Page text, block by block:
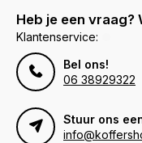
Heb je een vraag?
Klantenservice:
Bel ons!
06 38929322
Stuur ons